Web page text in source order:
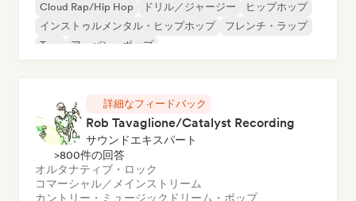
Cloud Rap/Hip Hop ドリル／ジャージー
ヒップホップ
インストゥルメンタル・ヒップホップ
フレンチ・ラップ
Trap
アーバン・ポップ
詳細なフィードバック
Rob Tavaglione/Catalyst Recording
サウンドエキスパート
>800件の回答
オルタナティブ・ロック
コマーシャル／メインストリーム
カントリー・ミュージック ドリーム・ポップ